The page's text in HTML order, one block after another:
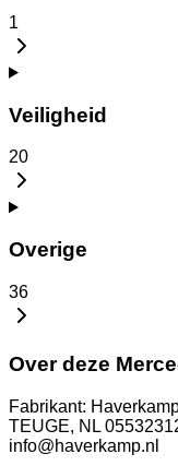
1
Veiligheid
20
Overige
36
Over deze
Fabrikant:
TEUGE, NL
info@haverkamp.nl